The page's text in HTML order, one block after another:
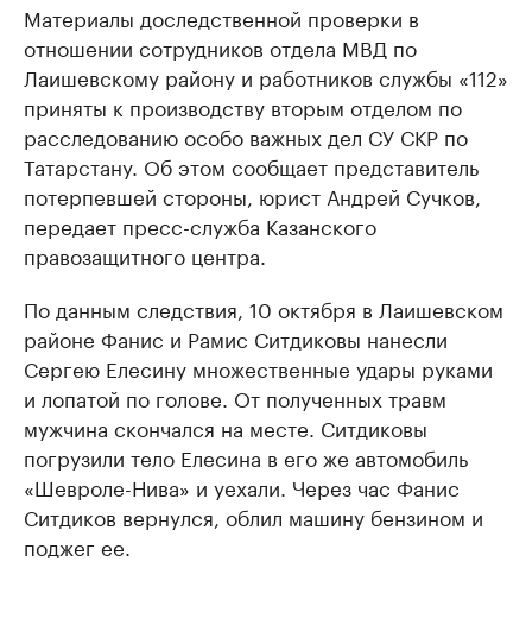
Материалы доследственной проверки в
отношении сотрудников отдела МВД по
Лаишевскому району и работников службы «112»
приняты к производству вторым отделом по
расследованию особо важных дел СУ СКР по
Татарстану. Об этом сообщает представитель
потерпевшей стороны, юрист Андрей Сучков,
передает пресс-служба Казанского
правозащитного центра.
По данным следствия, 10 октября в Лаишевском
районе Фанис и Рамис Ситдиковы нанесли
Сергею Елесину множественные удары руками
и лопатой по голове. От полученных травм
мужчина скончался на месте. Ситдиковы
погрузили тело Елесина в его же автомобиль
«Шевроле-Нива» и уехали. Через час Фанис
Ситдиков вернулся, облил машину бензином и
поджег ее.